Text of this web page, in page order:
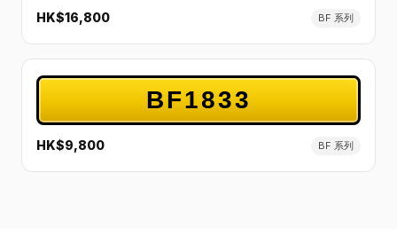
HK$16,800 BF 系列
BF1833
HK$9,800 BF 系列